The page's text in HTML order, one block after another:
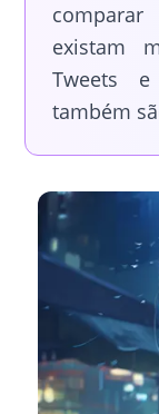
existam
Tweets
também